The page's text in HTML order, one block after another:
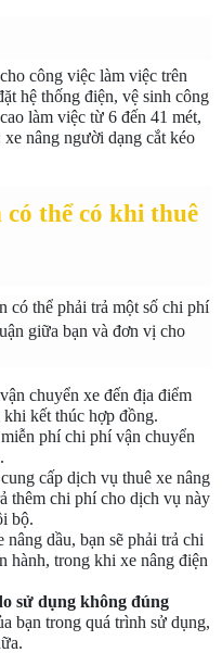
công việc làm việc trên
hệ thống điện, vệ sinh công
làm việc từ 6 đến 41 mét,
nâng người dạng cắt kéo
thể có khi thuê
có thể phải trả một số chi phí
giữa bạn và đơn vị cho
chuyển xe đến địa điểm
kết thúc hợp đồng.
phí chi phí vận chuyển
cấp dịch vụ thuê xe nâng
thêm chi phí cho dịch vụ này
bộ.
dầu, bạn sẽ phải trả chi
hành, trong khi xe nâng điện
sử dụng không đúng
bạn trong quá trình sử dụng,